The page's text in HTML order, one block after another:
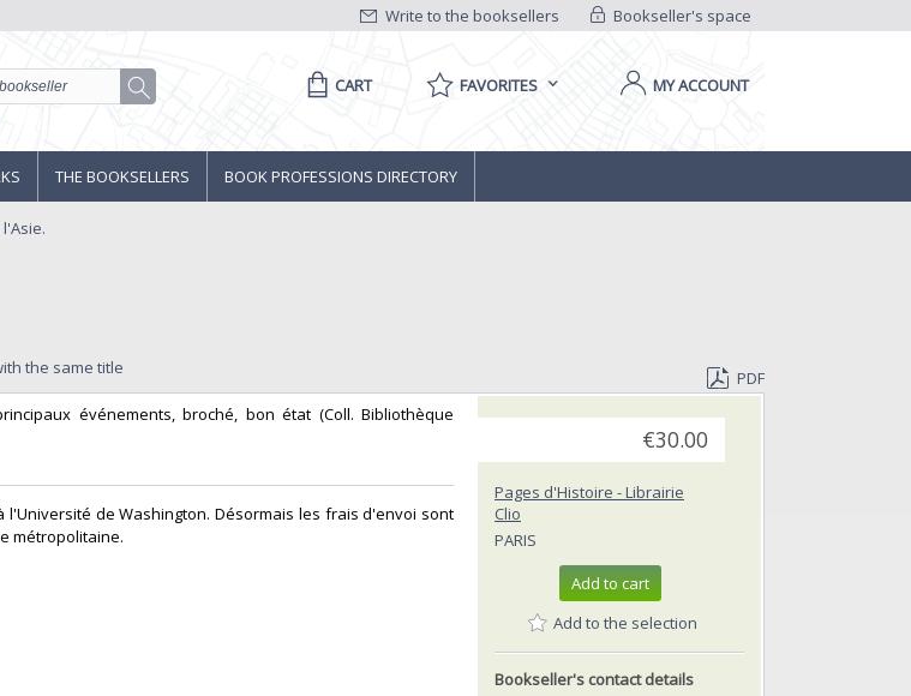
Bookseller's space
Write to the booksellers
CART FAVORITES MY ACCOUNT
THE BOOKSELLERS BOOK PROFESSIONS DIRECTORY
the same title
PDF
événements, broché, bon état (Coll. Bibliothèque
de Washington. Désormais les frais d'envoi sont
métropolitaine.‎
€30.00
Pages d'Histoire - Librairie
Clio
PARIS
Add to cart
Add to the selection
Bookseller's contact details